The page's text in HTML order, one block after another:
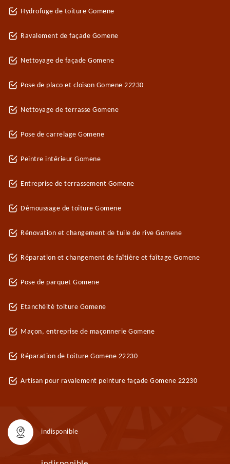
Hydrofuge de toiture Gomene
Ravalement de façade Gomene
Nettoyage de façade Gomene
Pose de placo et cloison Gomene 22230
Nettoyage de terrasse Gomene
Pose de carrelage Gomene
Peintre intérieur Gomene
Entreprise de terrassement Gomene
Démoussage de toiture Gomene
Rénovation et changement de tuile de rive Gomene
Réparation et changement de faîtière et faîtage Gomene
Pose de parquet Gomene
Etanchéité toiture Gomene
Maçon, entreprise de maçonnerie Gomene
Réparation de toiture Gomene 22230
Artisan pour ravalement peinture façade Gomene 22230
indisponible